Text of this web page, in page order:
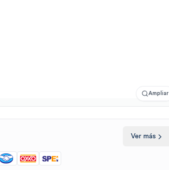
Ampliar
Ver más